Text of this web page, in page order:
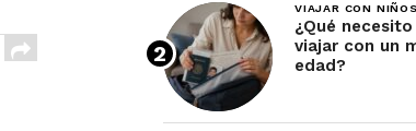
VIAJAR CON NIÑOS
¿Qué
viajar con un
edad?